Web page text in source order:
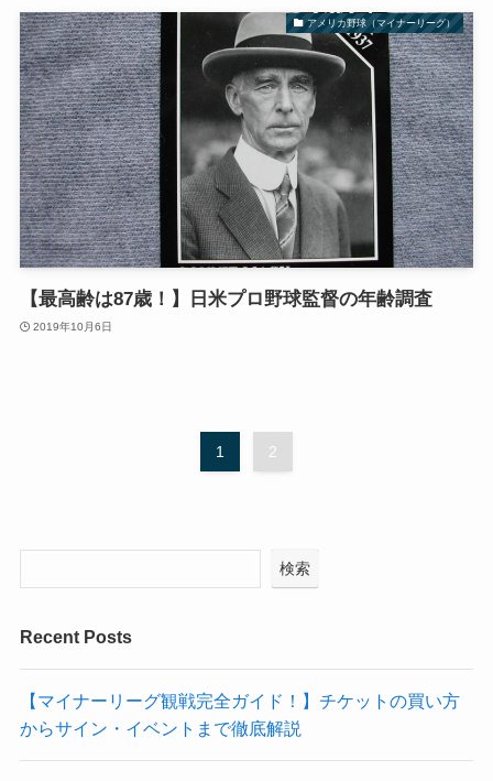
アメリカ野球（マイナーリーグ）
【最高齢は87歳！】日米プロ野球監督の年齢調査
2019年10月6日
1 2
検索
Recent Posts
【マイナーリーグ観戦完全ガイド！】チケットの買い方
からサイン・イベントまで徹底解説